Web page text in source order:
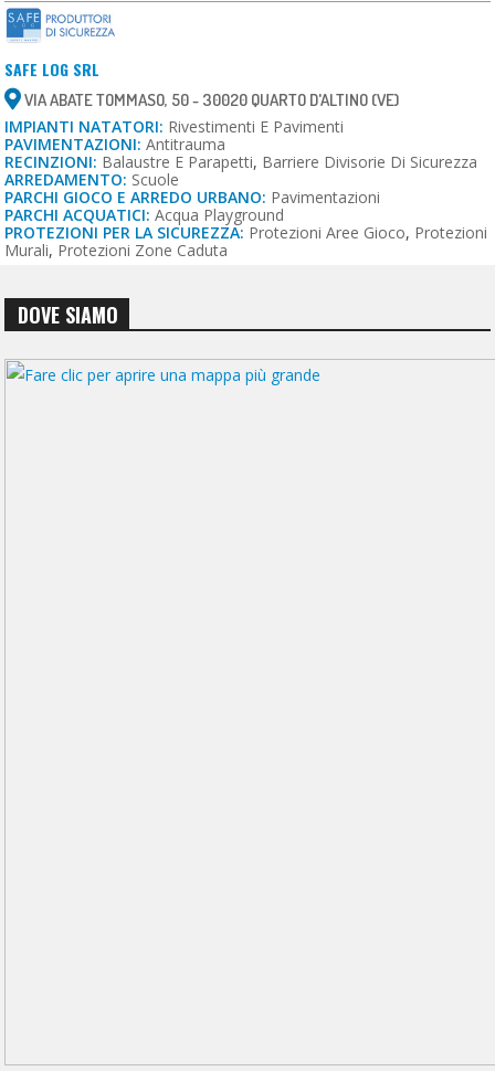
SAFE LOG SRL
VIA ABATE TOMMASO, 50 - 30020 QUARTO D'ALTINO (VE)
IMPIANTI NATATORI: Rivestimenti E Pavimenti
PAVIMENTAZIONI: Antitrauma
RECINZIONI: Balaustre E Parapetti, Barriere Divisorie Di Sicurezza
ARREDAMENTO: Scuole
PARCHI GIOCO E ARREDO URBANO: Pavimentazioni
PARCHI ACQUATICI: Acqua Playground
PROTEZIONI PER LA SICUREZZA: Protezioni Aree Gioco, Protezioni
Murali, Protezioni Zone Caduta
DOVE SIAMO